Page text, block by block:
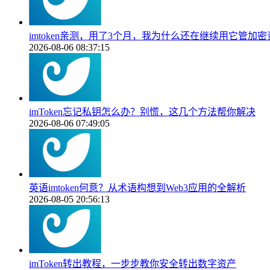
imtoken亲测，用了3个月，我为什么还在继续用它管加密
2026-08-06 08:37:15
imToken忘记私钥怎么办？别慌，这几个方法帮你解决
2026-08-06 07:49:05
英语imtoken何意？从术语构想到Web3应用的全解析
2026-08-05 20:56:13
imToken转出教程，一步步教你安全转出数字资产